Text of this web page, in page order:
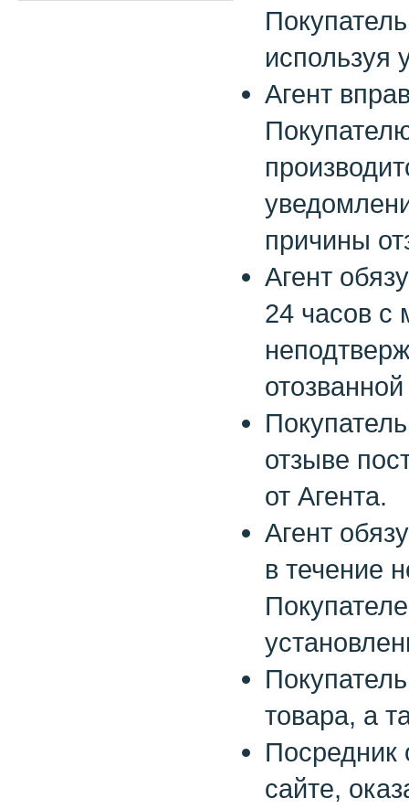
используя
Агент
причины
Агент
24 часов с
отзыве
от Агента.
Агент
в течение
товара, а
Посредник
сайте,